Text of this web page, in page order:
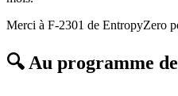
Merci à F-2301 de EntropyZero
🔍 Au programme